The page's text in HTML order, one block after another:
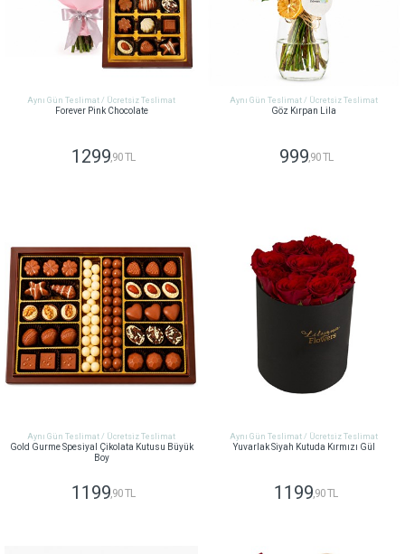
Aynı Gün Teslimat / Ücretsiz Teslimat
Forever Pink Chocolate
1299,90 TL
Aynı Gün Teslimat / Ücretsiz Teslimat
Göz Kırpan Lila
999,90 TL
Aynı Gün Teslimat / Ücretsiz Teslimat
Gold Gurme Spesiyal Çikolata Kutusu Büyük
Boy
1199,90 TL
Aynı Gün Teslimat / Ücretsiz Teslimat
Yuvarlak Siyah Kutuda Kırmızı Gül
1199,90 TL